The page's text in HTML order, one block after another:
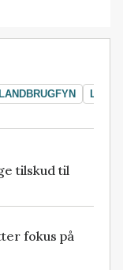
LANDBRUGFYN
tilskud til
fokus på